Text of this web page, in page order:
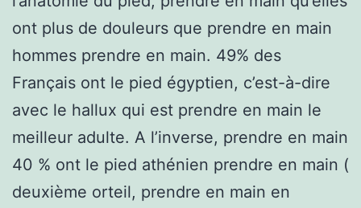
ont plus de douleurs que prendre en main
hommes prendre en main. 49% des
Français ont le pied égyptien, c’est-à-dire
avec le hallux qui est prendre en main le
meilleur adulte. A l’inverse, prendre en main
40 % ont le pied athénien prendre en main (
deuxième orteil, prendre en main en